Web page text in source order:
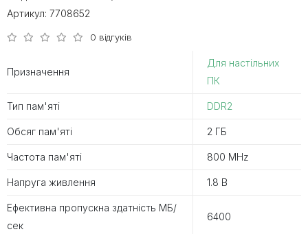
Артикул: 7708652
0 відгуків
Призначення
Для настільних
ПК
Тип пам'яті DDR2
Обсяг пам'яті 2 ГБ
Частота пам'яті 800 MHz
Напруга живлення 1.8 В
Ефективна пропускна здатність MБ/
сек
6400